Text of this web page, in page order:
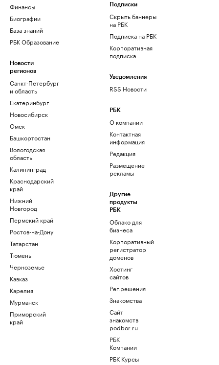
Финансы
Биографии
База знаний
РБК Образование
Новости
регионов
Санкт-Петербург
и область
Екатеринбург
Новосибирск
Омск
Башкортостан
Вологодская
область
Калининград
Краснодарский
край
Нижний
Новгород
Пермский край
Ростов-на-Дону
Татарстан
Тюмень
Черноземье
Кавказ
Карелия
Мурманск
Приморский
край
Подписки
Скрыть баннеры
на РБК
Подписка на РБК
Корпоративная
подписка
Уведомления
RSS Новости
РБК
О компании
Контактная
информация
Редакция
Размещение
рекламы
Другие
продукты
РБК
Облако для
бизнеса
Корпоративный
регистратор
доменов
Хостинг
сайтов
Рег.решения
Знакомства
Сайт
знакомств
podbor.ru
РБК
Компании
РБК Курсы